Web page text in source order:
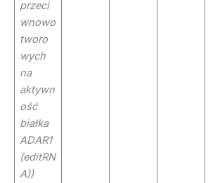
przeci
wnowo
tworo
wych
na
aktywn
ość
białka
ADAR1
(editRN
A))